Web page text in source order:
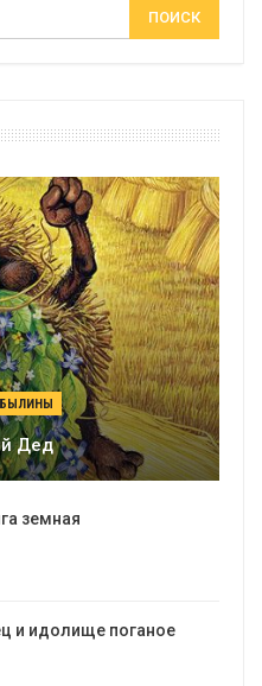
БЫЛИНЫ
Дед
земная
и идолище поганое